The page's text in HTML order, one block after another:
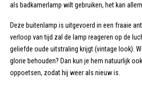
als badkamerlamp wilt gebruiken, het kan
Deze buitenlamp is uitgevoerd in een fraaie
verloop van tijd zal de lamp reageren op de
geliefde oude uitstraling krijgt (vintage look).
glorie behouden? Dan kun je hem natuurlijk
oppoetsen, zodat hij weer als nieuw is.